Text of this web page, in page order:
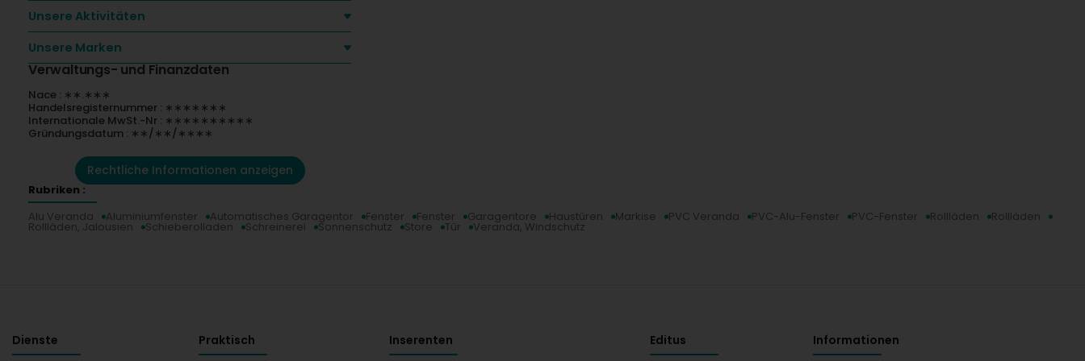
Unsere Aktivitäten
Unsere Marken
Verwaltungs- und Finanzdaten
Nace : ∗∗.∗∗∗
Handelsregisternummer : ∗∗∗∗∗∗∗
Internationale MwSt.-Nr : ∗∗∗∗∗∗∗∗∗∗
Gründungsdatum : ∗∗/∗∗/∗∗∗∗
Rechtliche Informationen anzeigen
Rubriken :
Alu Veranda
Aluminiumfenster Automatisches Garagentor Fenster Fenster Garagentore Haustüren Markise PVC Veranda PVC-Alu-Fenster PVC-Fenster Rollläden Rollläden
Rollläden, Jalousien Schieberolladen Schreinerei Sonnenschutz Store Tür Veranda, Windschutz
Dienste Praktisch Inserenten Editus Informationen